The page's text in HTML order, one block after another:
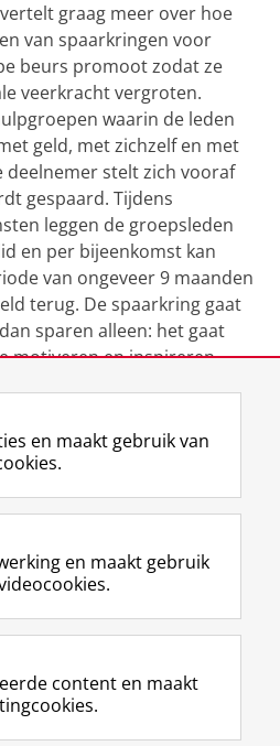
graag meer over hoe
van spaarkringen voor
beurs promoot zodat ze
veerkracht vergroten.
waarin de leden
geld, met zichzelf en met
deelnemer stelt zich vooraf
gespaard. Tijdens
leggen de groepsleden
en per bijeenkomst kan
van ongeveer 9 maanden
terug. De spaarkring gaat
sparen alleen: het gaat
motiveren en inspireren,
voor het webinar. Meer
is te vinden op de
LinkedIn
n
s
i
o
en maakt gebruik van
en maakt gebruik
content en maakt